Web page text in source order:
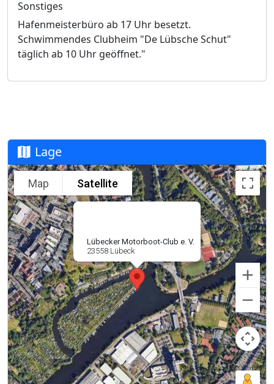
Sonstiges
Hafenmeisterbüro ab 17 Uhr besetzt.
Schwimmendes Clubheim "De Lübsche Schut"
täglich ab 10 Uhr geöffnet."
Lage
Lübecker Motorboot-Club e. V.
23558 Lübeck
Map Satellite